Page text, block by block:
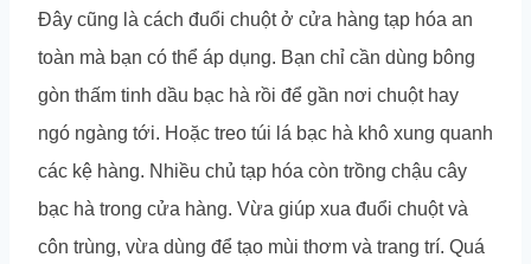
Đây cũng là cách đuổi chuột ở cửa hàng tạp hóa an
toàn mà bạn có thể áp dụng. Bạn chỉ cần dùng bông
gòn thấm tinh dầu bạc hà rồi để gần nơi chuột hay
ngó ngàng tới. Hoặc treo túi lá bạc hà khô xung quanh
các kệ hàng. Nhiều chủ tạp hóa còn trồng chậu cây
bạc hà trong cửa hàng. Vừa giúp xua đuổi chuột và
côn trùng, vừa dùng để tạo mùi thơm và trang trí. Quá